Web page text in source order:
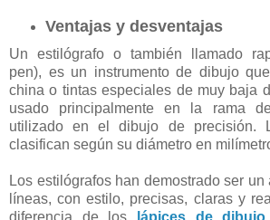
Ventajas y desventajas
Un estilógrafo o también llamado
pen), es un instrumento de dibujo
china o tintas especiales de muy baja
usado principalmente en la rama
utilizado en el dibujo de precisión.
clasifican según su diámetro en
Los estilógrafos han demostrado ser
líneas, con estilo, precisas, claras y
diferencia de los
lápices de dibujo